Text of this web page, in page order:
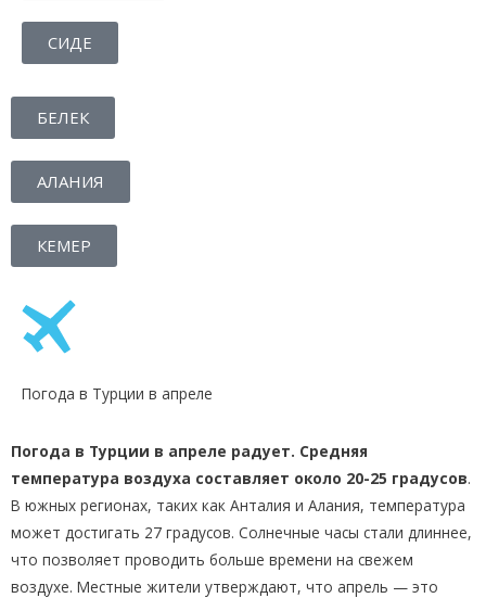
СИДЕ
БЕЛЕК
АЛАНИЯ
КЕМЕР
Погода в Турции в апреле
Погода в Турции в апреле радует. Средняя
температура воздуха составляет около 20-25 градусов.
В южных регионах, таких как Анталия и Алания, температура
может достигать 27 градусов. Солнечные часы стали длиннее,
что позволяет проводить больше времени на свежем
воздухе. Местные жители утверждают, что апрель — это